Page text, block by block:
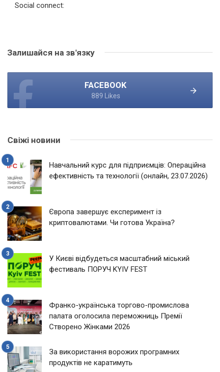
Social connect:
Залишайся на зв'язку
FACEBOOK
889 Likes
Свіжі новини
Навчальний курс для підприємців: Операційна
ефективність та технології (онлайн, 23.07.2026)
Європа завершує експеримент із
криптовалютами. Чи готова Україна?
У Києві відбудеться масштабний міський
фестиваль ПОРУЧ KYIV FEST
Франко-українська торгово-промислова
палата оголосила переможниць Премії
Створено Жінками 2026
За використання ворожих програмних
продуктів не каратимуть